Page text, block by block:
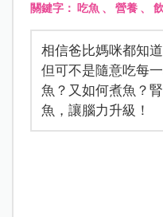
關鍵字： 吃魚 、 營養、
相信爸比媽咪都知
但可不是隨意吃每
魚？又如何煮魚？
魚，讓腦力升級！